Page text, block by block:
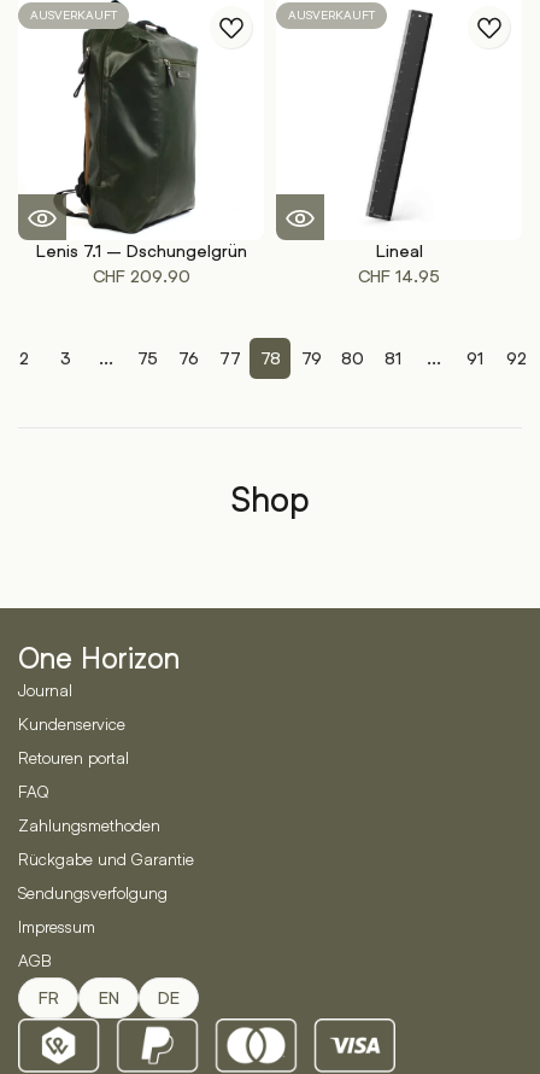
AUSVERKAUFT
Lenis 7.1 – Dschungelgrün
CHF209.90
AUSVERKAUFT
Lineal
CHF 14.95
2 3 ... 75 76 77 78 79 80 81 ... 91 92
Shop
One Horizon
Journal
Kundenservice
Retouren portal
FAQ
Zahlungsmethoden
Rückgabe und Garantie
Sendungsverfolgung
Impressum
AGB
FR EN DE